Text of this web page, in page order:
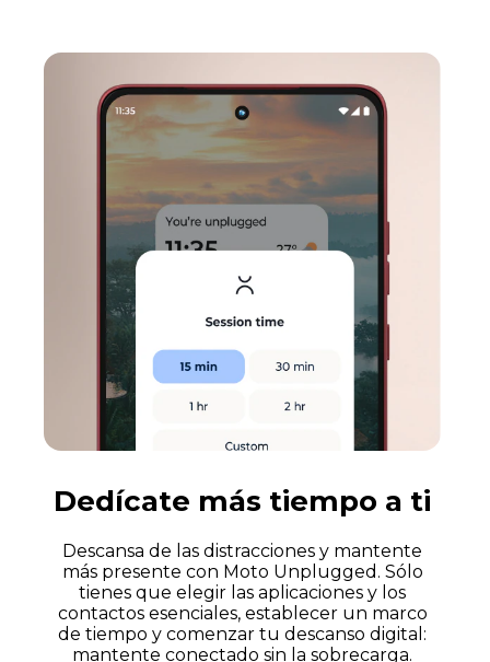
Dedícate más tiempo a ti
Descansa de las distracciones y mantente
más presente con Moto Unplugged. Sólo
tienes que elegir las aplicaciones y los
contactos esenciales, establecer un marco
de tiempo y comenzar tu descanso digital:
mantente conectado sin la sobrecarga.